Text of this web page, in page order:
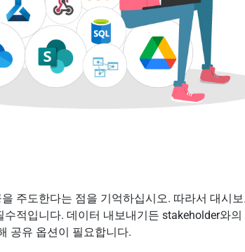
주도한다는 점을 기억하십시오. 따라서 대시
적입니다. 데이터 내보내기든 stakeholder와
공유 옵션이 필요합니다.